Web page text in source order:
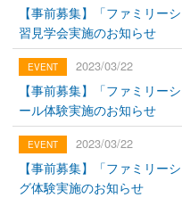
【事前募集】「ファミリー
習見学会実施のお知らせ
2023/03/22
【事前募集】「ファミリー
ール体験実施のお知らせ
2023/03/22
【事前募集】「ファミリー
グ体験実施のお知らせ